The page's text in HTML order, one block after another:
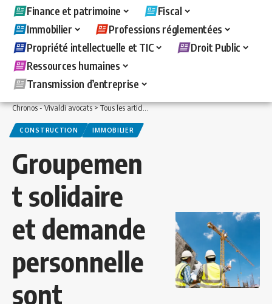
Finance et patrimoine
Fiscal
Immobilier
Professions réglementées
Propriété intellectuelle et TIC
Droit Public
Ressources humaines
Transmission d’entreprise
Chronos - Vivaldi avocats>Tous les articles >Immobilier>Construction>
CONSTRUCTION IMMOBILIER
Groupemen
t solidaire
et demande
personnelle
sont